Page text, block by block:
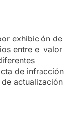
exhibición de
entre el valor
de infracción
actualización